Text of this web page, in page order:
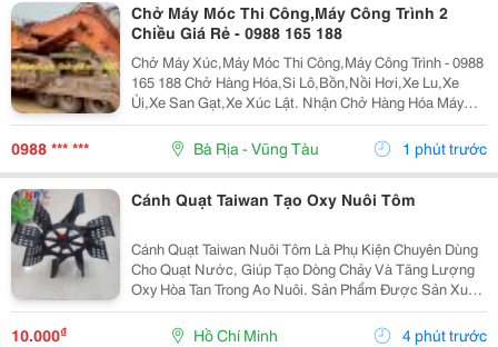
Chở Máy Móc Thi Công,Máy Công Trình 2
Chiều Giá Rẻ - 0988 165 188
Chở Máy Xúc,Máy Móc Thi Công,Máy Công Trình - 0988
165 188 Chở Hàng Hóa,Si Lô,Bồn,Nồi Hơi,Xe Lu,Xe
Ủi,Xe San Gạt,Xe Xúc Lật. Nhận Chở Hàng Hóa Máy
Móc Công Trình Đi Các Tỉnh Bắc Nam. &Ldquo; Hãy Gọi
Cho Tôi Để Có Giá Rẻ Nhất Thị Trường !&Rdquo;...
0988 *** *** Bà Rịa - Vũng Tàu 1 phút trước
Cánh Quạt Taiwan Tạo Oxy Nuôi Tôm
Cánh Quạt Taiwan Nuôi Tôm Là Phụ Kiện Chuyên Dùng
Cho Quạt Nước, Giúp Tạo Dòng Chảy Và Tăng Lượng
Oxy Hòa Tan Trong Ao Nuôi. Sản Phẩm Được Sản Xuất
Từ Nhựa Kỹ Thuật Bền Chắc, Chống Ăn Mòn, Chịu Va
Đập Tốt Và Phù Hợp Với Môi Trường Nước Mặn, Nước
10.000₫ Hồ Chí Minh 4 phút trước